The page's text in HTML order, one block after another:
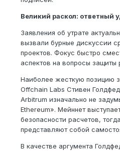
Великий раскол: ответный
Заявления об утрате
вызвали бурные дискуссии
проектов. Фокус быстро
аспектов на вопросы защиты
Наиболее жесткую позицию
Offchain Labs Стивен
Arbitrum изначально не
Ethereum». Мейннет
безопасности расчетов,
представляют собой
В качестве аргумента